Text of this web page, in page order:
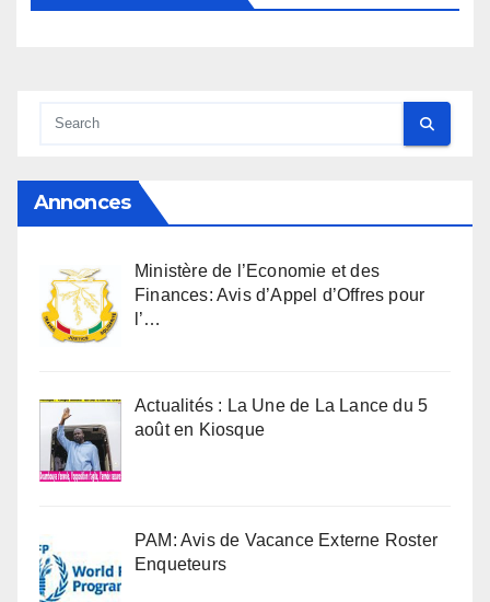
Annonces
Ministère de l’Economie et des
Finances: Avis d’Appel d’Offres pour
l’…
Actualités : La Une de La Lance du 5
août en Kiosque
PAM: Avis de Vacance Externe Roster
Enqueteurs